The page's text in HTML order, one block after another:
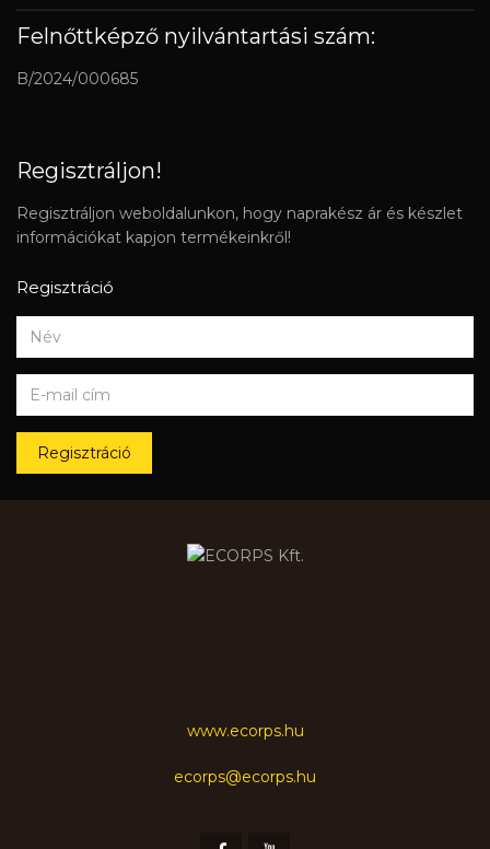
Felnőttképző nyilvántartási szám:
B/2024/000685
Regisztráljon!
Regisztráljon weboldalunkon, hogy naprakész ár és készlet
információkat kapjon termékeinkről!
Regisztráció
Regisztráció
www.ecorps.hu
ecorps@ecorps.hu